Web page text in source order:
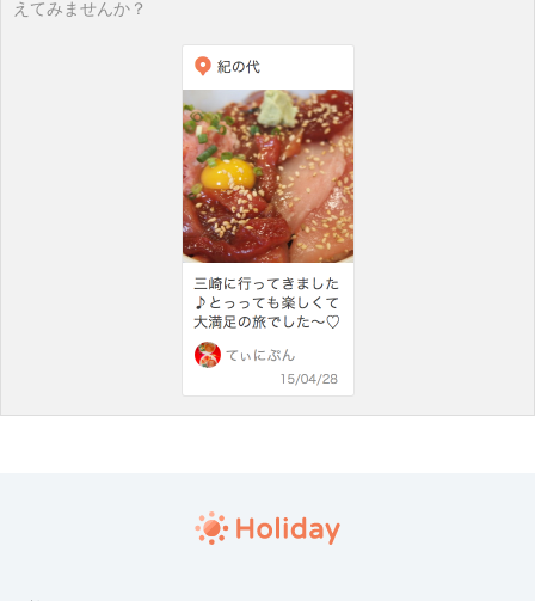
えてみませんか？